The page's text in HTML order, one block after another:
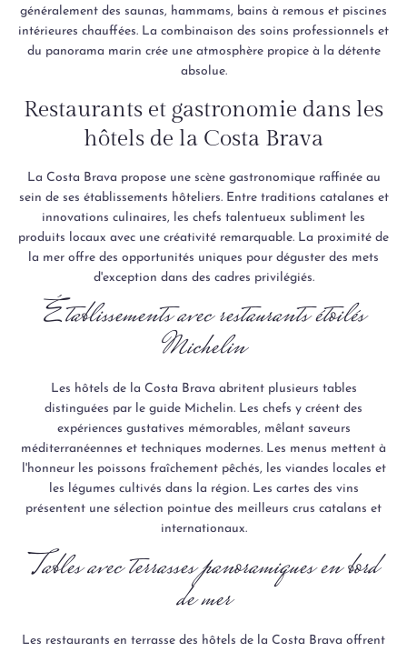
généralement des saunas, hammams, bains à remous et piscines
intérieures chauffées. La combinaison des soins professionnels et
du panorama marin crée une atmosphère propice à la détente
absolue.
Restaurants et gastronomie dans les
hôtels de la Costa Brava
La Costa Brava propose une scène gastronomique raffinée au
sein de ses établissements hôteliers. Entre traditions catalanes et
innovations culinaires, les chefs talentueux subliment les
produits locaux avec une créativité remarquable. La proximité de
la mer offre des opportunités uniques pour déguster des mets
d'exception dans des cadres privilégiés.
Établissements avec restaurants étoilés
Michelin
Les hôtels de la Costa Brava abritent plusieurs tables
distinguées par le guide Michelin. Les chefs y créent des
expériences gustatives mémorables, mêlant saveurs
méditerranéennes et techniques modernes. Les menus mettent à
l'honneur les poissons fraîchement pêchés, les viandes locales et
les légumes cultivés dans la région. Les cartes des vins
présentent une sélection pointue des meilleurs crus catalans et
internationaux.
Tables avec terrasses panoramiques en bord
de mer
Les restaurants en terrasse des hôtels de la Costa Brava offrent